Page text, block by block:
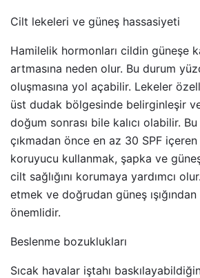
Cilt lekeleri ve güneş hassasiyeti
Hamilelik hormonları cildin güneşe
artmasına neden olur. Bu durum
oluşmasına yol açabilir. Lekeler
üst dudak bölgesinde belirginleşir
doğum sonrası bile kalıcı olabilir.
çıkmadan önce en az 30 SPF
koruyucu kullanmak, şapka ve
cilt sağlığını korumaya yardımcı
etmek ve doğrudan güneş ışığından
önemlidir.
Beslenme bozuklukları
Sıcak havalar iştahı